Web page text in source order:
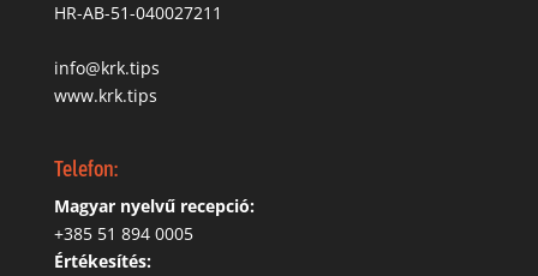
HR-AB-51-040027211
info@krk.tips
www.krk.tips
Telefon:
Magyar nyelvű recepció:
‭+385 51 894 0005
Értékesítés: